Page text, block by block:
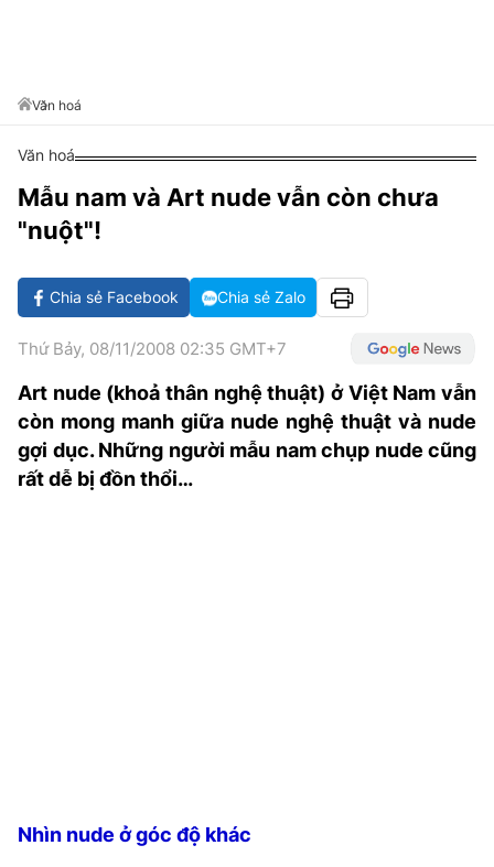
GIẢI TRÍ
CÔNG NGHIỆP VĂN HÓA
X-QUANG TIN ĐỒN
VIẾT LẠI ƯỚC MƠ
PHIM
ÂM NHẠC
KBIZ
DU LỊCH
TIN TỨC
ĐIỂM ĐẾN
ẨM THỰC
TƯ VẤN
THẾ GIỚI SAO
HIGHTECH
TIÊU ĐIỂM - SPOTLIGHT
BẠN CẦN BIẾT
ẢNH
BÁO GIẤY
Văn hoá
Văn hoá
Mẫu nam và Art nude vẫn còn chưa
"nuột"!
Chia sẻ Facebook Chia sẻ Zalo
Thứ Bảy, 08/11/2008 02:35 GMT+7
Art nude (khoả thân nghệ thuật) ở Việt Nam vẫn
còn mong manh giữa nude nghệ thuật và nude
gợi dục. Những người mẫu nam chụp nude cũng
rất dễ bị đồn thổi…
Nhìn nude ở góc độ khác